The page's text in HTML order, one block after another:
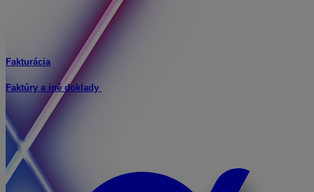
Fakturácia
Faktúry a iné doklady